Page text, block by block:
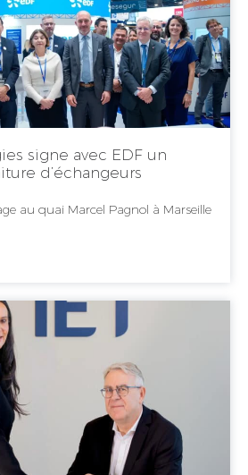
signe avec EDF un
d’échangeurs
au quai Marcel Pagnol à Marseille